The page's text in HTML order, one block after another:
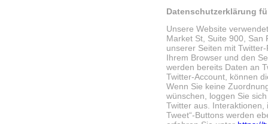
Datenschutzerklärung
Unsere Website
Market St, Suite 900, San
unserer Seiten mit
Ihrem Browser und den
werden bereits Daten an
Twitter-Account, können
Wenn Sie keine
wünschen, loggen Sie
Twitter aus. Interaktionen,
Tweet“-Buttons werden